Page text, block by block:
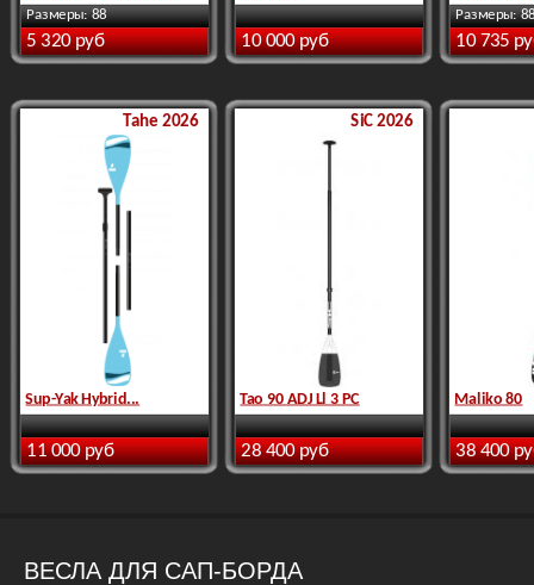
Размеры: 88
5 320 руб 10 000 руб
Размеры:
10 735
Tahe 2026
Sup-Yak Hybrid...
11 000 руб
SiC 2026
Tao 90 ADJ Ll 3 PC
28 400 руб
Maliko 80
38 400
ВЕСЛА ДЛЯ САП-БОРДА